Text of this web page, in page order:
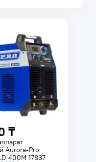
₸
Aurora-Pro
400M 17837